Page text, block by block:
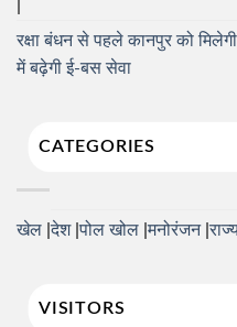
रक्षा बंधन से पहले कानपुर को
में बढ़ेगी ई-बस सेवा
CATEGORIES
खेल देश पोल खोल मनोरंजन
VISITORS